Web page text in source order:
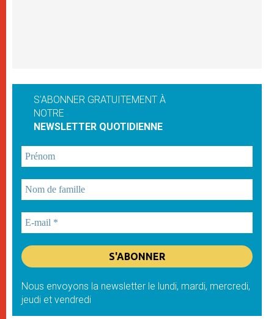
S'ABONNER GRATUITEMENT À
NOTRE
NEWSLETTER QUOTIDIENNE
Nous envoyons la newsletter le lundi, mardi, mercredi,
jeudi et vendredi